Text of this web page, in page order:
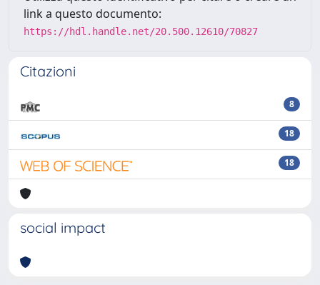
link a questo documento:
https://hdl.handle.net/20.500.12610/70827
Citazioni
8
18
18
social impact